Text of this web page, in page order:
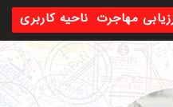
ناحیه کاربری مهاجرت